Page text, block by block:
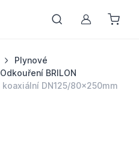
Můj účet
Plynové
Odkouření BRILON
koaxiální DN125/80x250mm